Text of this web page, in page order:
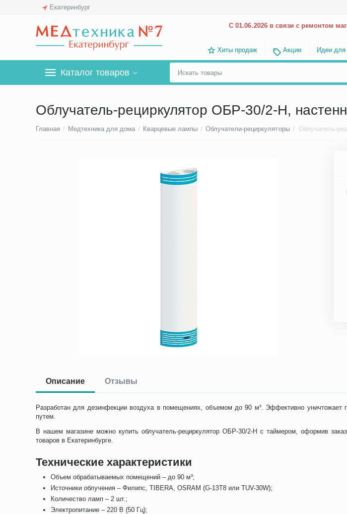
Екатеринбург
С 01.06.2026 в связи с ремонтом
Хиты продаж Акции Идеи для
Каталог товаров
Облучатель-рециркулятор ОБР-30/2-Н,
Главная / Медтехника для дома / Кварцевые лампы / Облучатели-рециркуляторы /
Описание Отзывы
Разработан для дезинфекции воздуха в помещениях, объемом до 90 м³. Эффективно
путем.
В нашем магазине можно купить облучатель-рециркулятор ОБР-30/2-Н с таймером, оформив
товаров в Екатеринбурге.
Технические характеристики
Объем обрабатываемых помещений – до 90 м³;
Источники облучения – Филипс, TIBERA, OSRAM (G-13T8 или TUV-30W);
Количество ламп – 2 шт.;
Электропитание – 220 В (50 Гц);